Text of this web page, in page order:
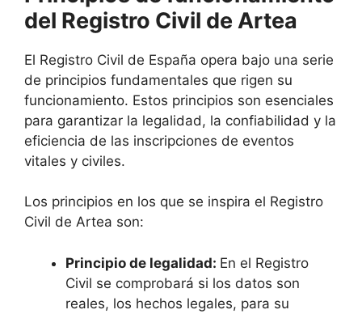
del Registro Civil de Artea
El Registro Civil de España opera bajo una serie
de principios fundamentales que rigen su
funcionamiento. Estos principios son esenciales
para garantizar la legalidad, la confiabilidad y la
eficiencia de las inscripciones de eventos
vitales y civiles.
Los principios en los que se inspira el Registro
Civil de Artea son:
Principio de legalidad: En el Registro
Civil se comprobará si los datos son
reales, los hechos legales, para su